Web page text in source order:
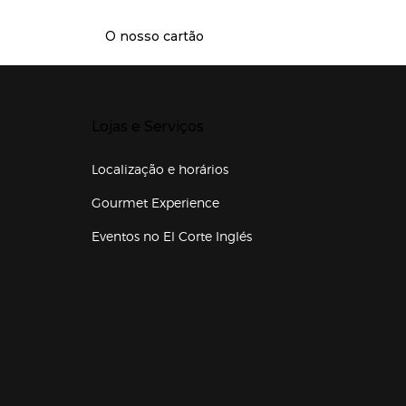
O nosso cartão
Localização e horários
Gourmet Experience
Eventos no El Corte Inglés